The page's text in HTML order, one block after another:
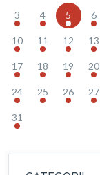
3 4 5 6
10 11 12 13
17 18 19 20
24 25 26 27
31